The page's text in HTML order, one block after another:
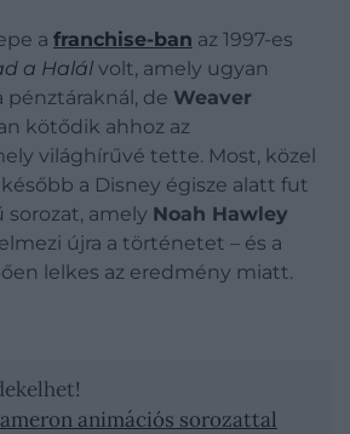
a franchise-ban az 1997-es
a Halál volt, amely ugyan
de Weaver
kötődik ahhoz az
világhírűvé tette. Most, közel
a Disney égisze alatt fut
sorozat, amely Noah Hawley
újra a történetet – és a
lelkes az eredmény miatt.
animációs sorozattal